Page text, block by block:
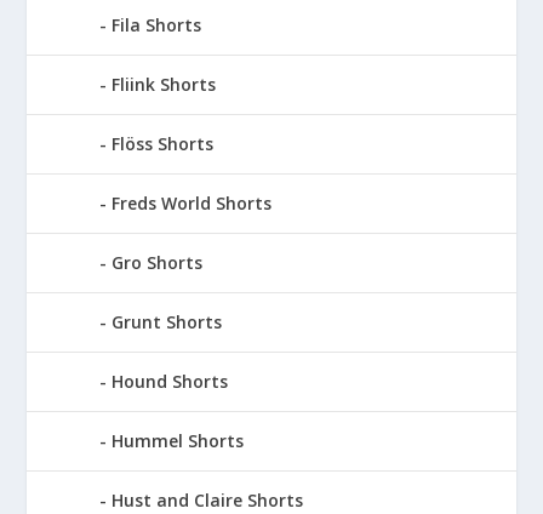
Fila Shorts
Fliink Shorts
Flöss Shorts
Freds World Shorts
Gro Shorts
Grunt Shorts
Hound Shorts
Hummel Shorts
Hust and Claire Shorts